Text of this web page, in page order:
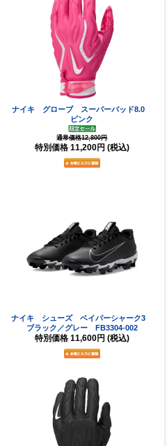
ナイキ グローブ スーパーバッド8.0
ピンク
通常価格12,800円
特別価格 11,200円 (税込)
ナイキ シューズ ベイパーシャーク3
ブラック／グレー FB3304-002
特別価格 11,600円 (税込)